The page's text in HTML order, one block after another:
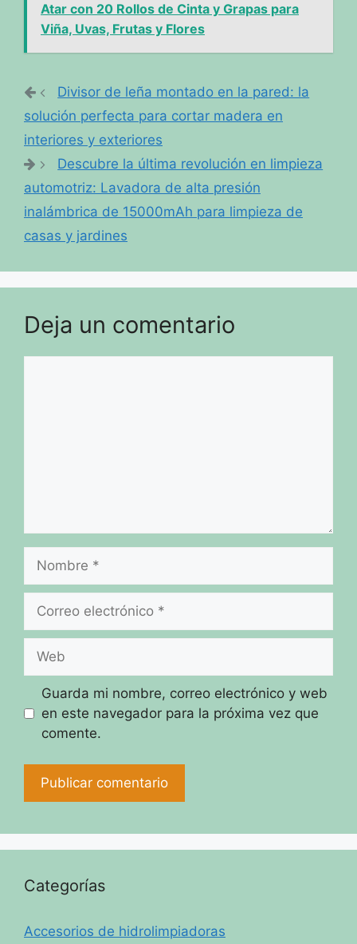
Atar con 20 Rollos de Cinta y Grapas para
Viña, Uvas, Frutas y Flores
Divisor de leña montado en la pared: la
solución perfecta para cortar madera en
interiores y exteriores
Descubre la última revolución en limpieza
automotriz: Lavadora de alta presión
inalámbrica de 15000mAh para limpieza de
casas y jardines
Deja un comentario
Nombre
Correo
Web
Guarda mi nombre, correo electrónico y web
en este navegador para la próxima vez que
comente.
Categorías
Accesorios de hidrolimpiadoras